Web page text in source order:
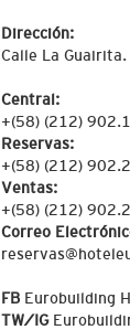
Dirección:
Calle La
Central:
+(58) (212)
Reservas:
+(58) (212)
Ventas:
+(58) (212)
Correo
FB Eurobuilding
TW/IG